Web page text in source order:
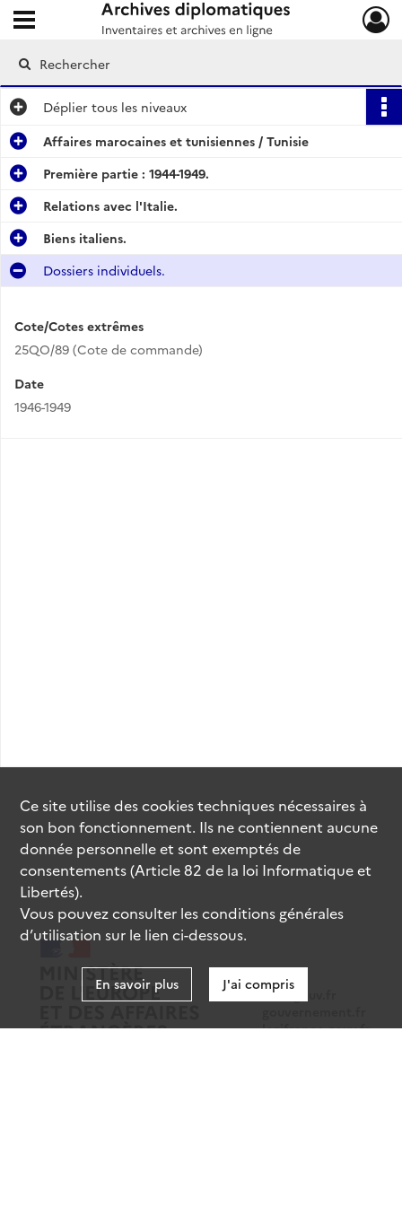
Archives diplomatiques
Ouvrir le menu déroulant
Déplier tous les niveaux
Affaires marocaines et tunisiennes / Tunisie
Première partie : 1944-1949.
Relations avec l'Italie.
Biens italiens.
Dossiers individuels.
Cote/Cotes extrêmes
25QO/89 (Cote de commande)
Date
1946-1949
data.gouv.fr
legifrance.gouv.fr
Ce site utilise descookiestechniques nécessaires à
son bon fonctionnement. Ils ne contiennent aucune
donnée personnelle et sont exemptés de
consentements (Article 82 de la loi Informatique et
Libertés).
Vous pouvez consulter les conditions générales
d’utilisation sur le lien ci-dessous.
En savoir plus J'ai compris